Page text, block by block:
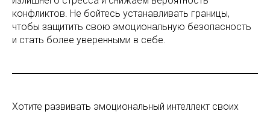
конфликтов. Не бойтесь устанавливать границы,
чтобы защитить свою эмоциональную безопасность
и стать более уверенными в себе.
Хотите развивать эмоциональный интеллект своих